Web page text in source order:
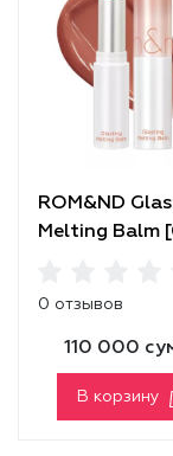
ROM&ND
Melting Balm
0 отзывов
110 000
В корзину